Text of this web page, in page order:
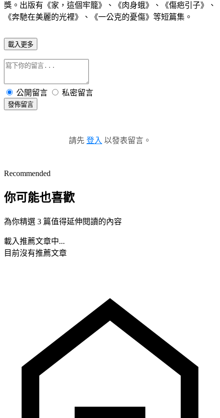
獎。出版有《家，這個牢籠》、《肉身蛾》、《傷疤引子》、
《奔馳在美麗的光裡》、《一公克的憂傷》等短篇集。
載入更多
公開留言 私密留言
發佈留言
請先 登入 以發表留言。
Recommended
你可能也喜歡
為你精選 3 篇值得延伸閱讀的內容
載入推薦文章中...
目前沒有推薦文章